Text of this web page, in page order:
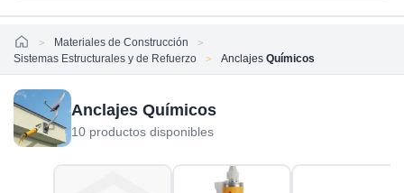
HomeMateriales de Construcción
Sistemas Estructurales y de Refuerzo
Anclajes Químicos
Anclajes Químicos
10 productos disponibles